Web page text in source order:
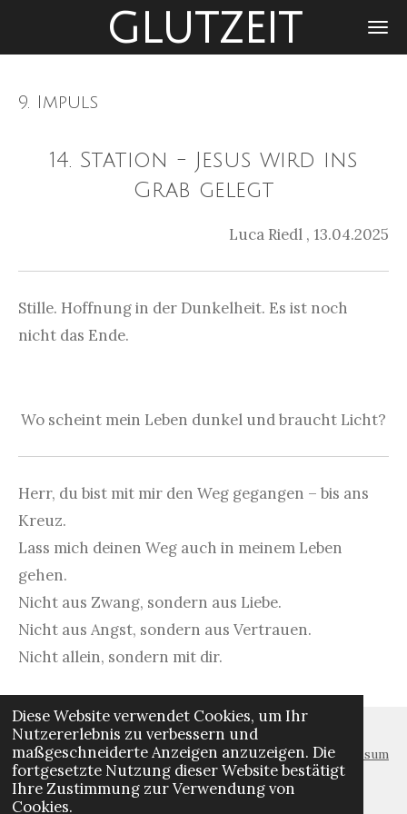
Diese Website verwendet Cookies, um Ihr
Nutzererlebnis zu verbessern und
maßgeschneiderte Anzeigen anzuzeigen. Die
fortgesetzte Nutzung dieser Website bestätigt
Ihre Zustimmung zur Verwendung von
Cookies.
GLUTZEIT
9. Impuls
14. Station - Jesus wird ins
Grab gelegt
Luca Riedl , 13.04.2025
Stille. Hoffnung in der Dunkelheit. Es ist noch
nicht das Ende.
Wo scheint mein Leben dunkel und braucht Licht?
Herr, du bist mit mir den Weg gegangen – bis ans
Kreuz.
Lass mich deinen Weg auch in meinem Leben
gehen.
Nicht aus Zwang, sondern aus Liebe.
Nicht aus Angst, sondern aus Vertrauen.
Nicht allein, sondern mit dir.
Impressum